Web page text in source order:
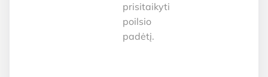
prisitaikyti
poilsio
padėtį.